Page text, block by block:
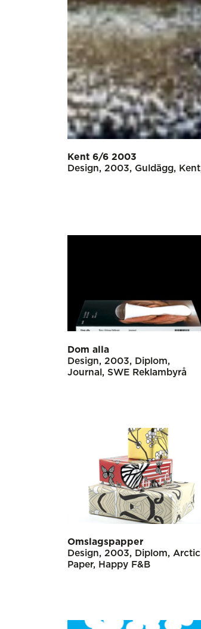
Dom alla
Design
2003
Diplom
Journal
SWE Reklambyrå
Kent 6/6 2003
Design
2003 Guldägg Kent
Omslagspapper
Design
2003 Diplom
Arctic
Paper
Happy F&B